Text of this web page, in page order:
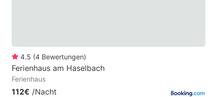
4.5 (4 Bewertungen)
Ferienhaus am Haselbach
Ferienhaus
112€ /Nacht